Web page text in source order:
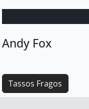
Andy Fox
Tassos Fragos